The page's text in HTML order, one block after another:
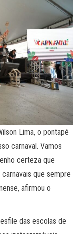
Lima, o pontapé
carnaval. Vamos
certeza que
que sempre
afirmou o
das escolas de